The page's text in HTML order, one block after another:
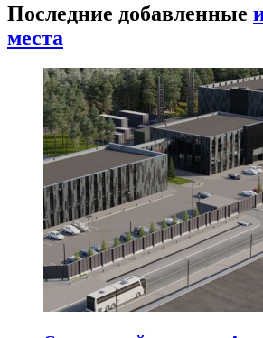
Последние добавленные
места